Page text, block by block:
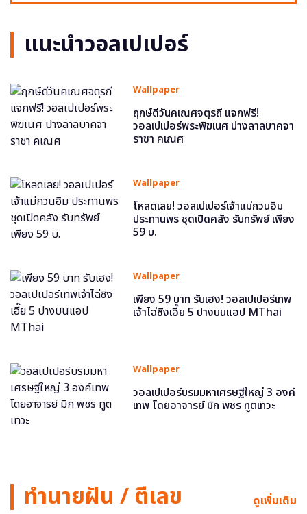
แนะนำวอลเปเปอร์
Wallpaper
ฤกษ์ดีวันคเณศจตุรถี แจกฟรี!
วอลเปเปอร์พระพิฆเนศ ปางลาลบาคจา
ราชา คเณศ
Wallpaper
โหลดเลย! วอลเปเปอร์เจ้าแม่กวนอิม
ประทานพร ชุดเปิดคลัง รับทรัพย์ เพียง
59 บ.
Wallpaper
เพียง 59 บาท รับเฮง! วอลเปเปอร์เทพ
เจ้าไฉ่ซิงเอี๊ย 5 ปางบนแอป MThai
Wallpaper
วอลเปเปอร์บรมมหาเศรษฐีใหญ่ 3 องค์
เทพ โดยอาจารย์ มิก พชร ทูตเทวะ
ทำนายฝัน / ตีเลข ดูเพิ่มเติม